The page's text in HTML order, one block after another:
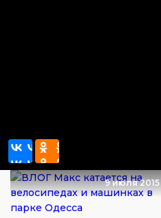
9 июля 2015